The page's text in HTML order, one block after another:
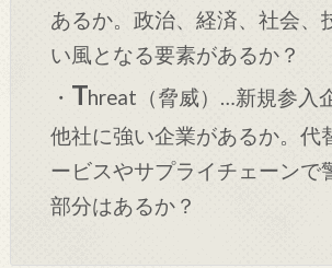
あるか。政治、経済、社会、
い風となる要素があるか？
・ Threat（脅威）…新規参入
他社に強い企業があるか。代
ービスやサプライチェーンで
部分はあるか？